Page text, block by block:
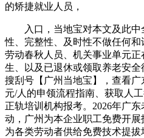
的矫捷就业人员，
入口，当地宝对本文及此中
性、完整性、及时性不做任何
劳动春秋人员、机关事业单元
生、以及已退休或领取养老安
搜刮号【广州当地宝】，查看广
元/人的申领流程指南、获取人
正轨培训机构报考。2026年广
动，广州为本企业职工免费开
为各类劳动者供给免费技术提